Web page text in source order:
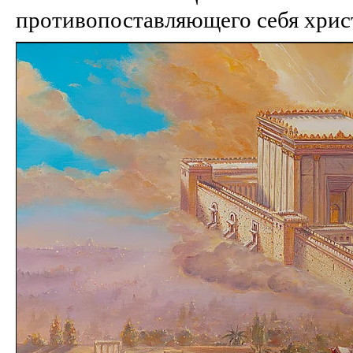
противопоставляющего себя